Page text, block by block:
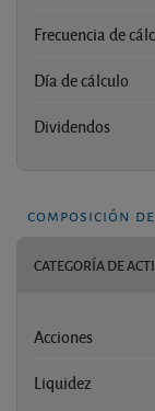
Frecuencia de
Día de cálculo
Dividendos
composición
CATEGORÍA DE
Acciones
Liquidez